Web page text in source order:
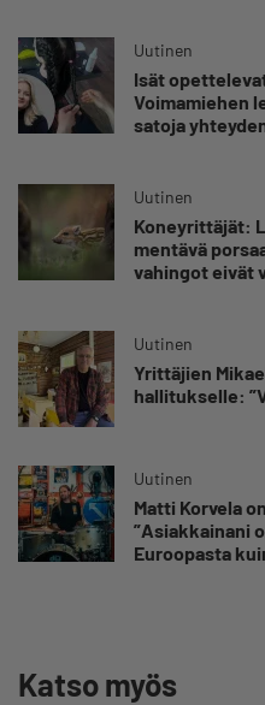
Uutinen
Isät
Voimamiehen
satoja
Uutinen
Koneyrittäjät:
mentävä
vahingot eivät
Uutinen
Yrittäjien
hallitukselle:
Uutinen
Matti Korvela
”Asiakkainani
Euroopasta
Katso myös